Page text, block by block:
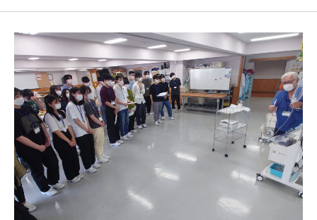
キーワードをまとめ、全体の場で共有しました。 各分野での学
びやそれぞれの視点での違いを共有することによって、自